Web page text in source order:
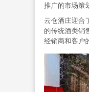
推广的市场策
云仓酒庄迎合
的传统酒类销
经销商和客户